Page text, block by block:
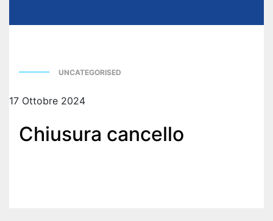
UNCATEGORISED
17 Ottobre 2024
Chiusura cancello